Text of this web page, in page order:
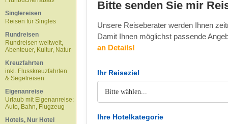
Singlereisen
Reisen für Singles
Rundreisen
Rundreisen weltweit,
Abenteuer, Kultur, Natur
Kreuzfahrten
inkl. Flusskreuzfahrten
& Segelreisen
Eigenanreise
Urlaub mit Eigenanreise:
Auto, Bahn, Flugzeug
Hotels, Nur Hotel
Bitte senden Sie mir
Unsere Reiseberater werden Ihnen
Damit Ihnen möglichst passende
an Details!
Ihr Reiseziel
Ihre Hotelkategorie